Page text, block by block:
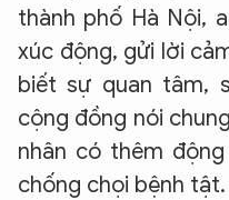
thành phố Hà Nội,
xúc động, gửi lời
biết sự quan tâm,
cộng đồng nói
nhân có thêm
chống chọi bệnh tật.